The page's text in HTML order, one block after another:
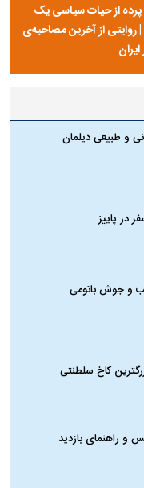
از حیات سیاسی یک
روایتی از آخرین مصاحبه‌ی
و طبیعی دیلمان
در پاییز
و جوش باتومی
کاخ سلطنتی
و راهنمای بازدید